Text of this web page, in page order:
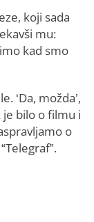
koji sada
mu:
kad smo
‘Da, možda’,
je bilo o filmu i
o